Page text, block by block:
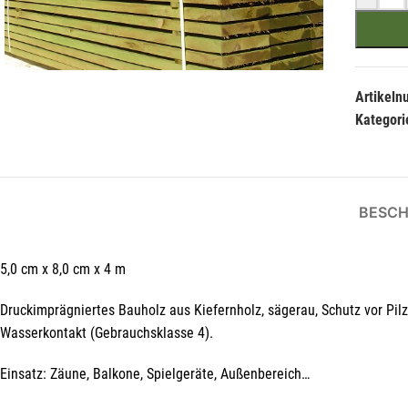
5,0 cm x 8,0 cm x 4 m
Druckimprägniertes Bauholz aus Kiefernholz, sägerau, Schutz vor
Wasserkontakt (Gebrauchsklasse 4).
Einsatz: Zäune, Balkone, Spielgeräte, Außenbereich…